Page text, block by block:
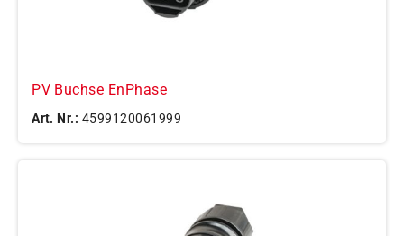
PV Buchse EnPhase
Art. Nr.: 4599120061999